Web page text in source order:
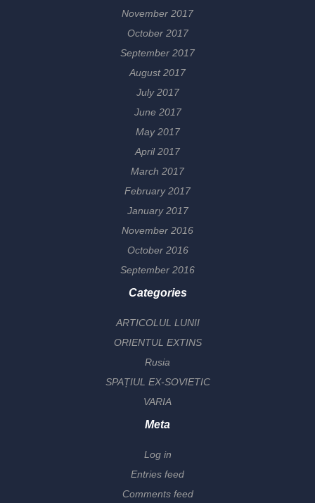
November 2017
October 2017
September 2017
August 2017
July 2017
June 2017
May 2017
April 2017
March 2017
February 2017
January 2017
November 2016
October 2016
September 2016
Categories
ARTICOLUL LUNII
ORIENTUL EXTINS
Rusia
SPAȚIUL EX-SOVIETIC
VARIA
Meta
Log in
Entries feed
Comments feed